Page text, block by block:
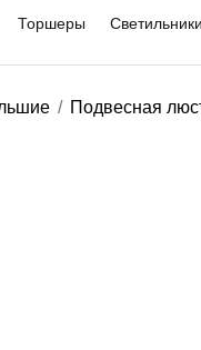
Торшеры Светильники
Подвесная